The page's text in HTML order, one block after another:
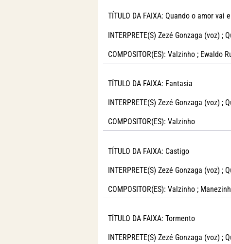
TÍTULO DA FAIXA: Quando o amor vai
INTERPRETE(S) Zezé Gonzaga (voz) ;
COMPOSITOR(ES): Valzinho ; Ewaldo
TÍTULO DA FAIXA: Fantasia
INTERPRETE(S) Zezé Gonzaga (voz) ;
COMPOSITOR(ES): Valzinho
TÍTULO DA FAIXA: Castigo
INTERPRETE(S) Zezé Gonzaga (voz) ;
COMPOSITOR(ES): Valzinho ;
TÍTULO DA FAIXA: Tormento
INTERPRETE(S) Zezé Gonzaga (voz) ;